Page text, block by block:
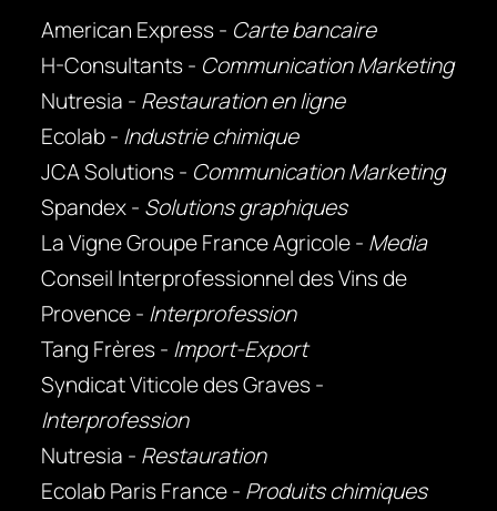
American Express - Carte bancaire
H-Consultants - Communication Marketing
Nutresia - Restauration en ligne
Ecolab - Industrie chimique
JCA Solutions - Communication Marketing
Spandex - Solutions graphiques
La Vigne Groupe France Agricole - Media
Conseil Interprofessionnel des Vins de
Provence - Interprofession
Tang Frères - Import-Export
Syndicat Viticole des Graves -
Interprofession
Nutresia - Restauration
Ecolab Paris France - Produits chimiques